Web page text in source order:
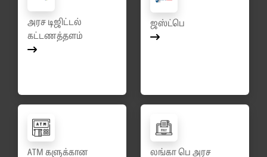
அரச டிஜிட்டல்
கட்டணத்தளம்
ஜஸ்ட்பெ
ATM களுக்கான லங்கா பெ அரச